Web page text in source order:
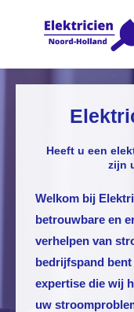
Heeft u een
zijn
Welkom bij
betrouwbare en
verhelpen van
bedrijfspand
expertise die wij
uw